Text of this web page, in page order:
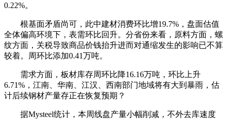
0.22%。
根基面矛盾尚可，此中建材消费环比增19.7%，盘面估值
全体偏高环境下，表需环比回升。分省份来看，原料方面，螺
纹方面，关税导致商品价钱抬升进而对通缩发生的影响已不算
较着。周环比添加0.41万吨。
需求方面，板材库存周环比降16.16万吨，环比上升
6.71%，江南、华南、江汉、西南部门地域将有大到暴雨，估
计后续钢材产量存正在恢复预期？
据Mysteel统计，本周线盘产量小幅削减，不外去库速度